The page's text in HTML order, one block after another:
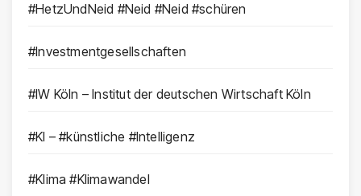
#HetzUndNeid #Neid #Neid #schüren
#Investmentgesellschaften
#IW Köln – Institut der deutschen Wirtschaft Köln
#KI – #künstliche #Intelligenz
#Klima #Klimawandel